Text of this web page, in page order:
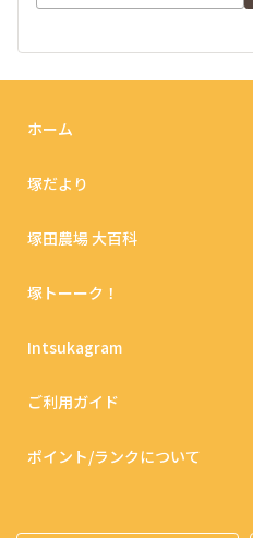
ホーム
塚だより
塚田農場 大百科
塚トーーク！
Intsukagram
ご利用ガイド
ポイント/ランクについて